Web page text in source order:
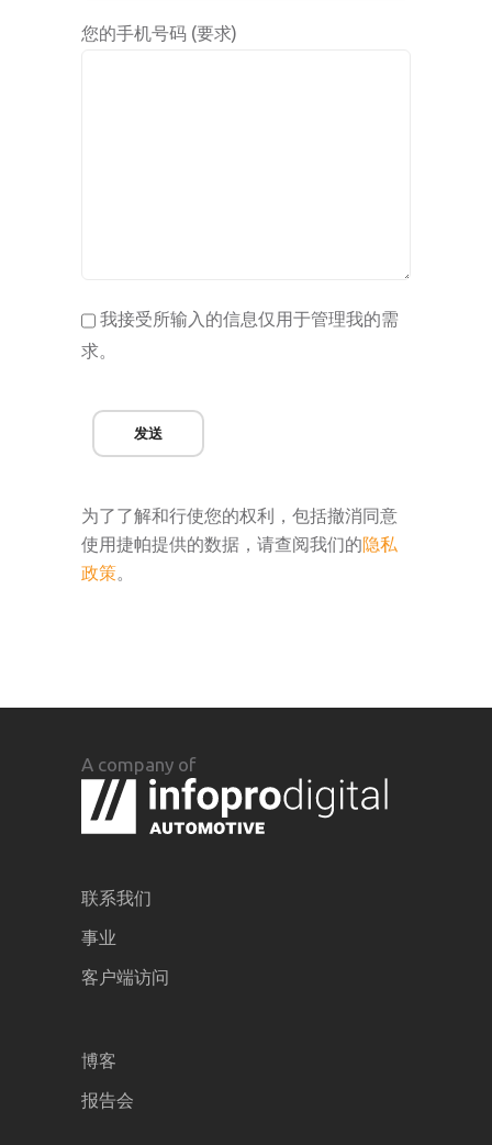
您的手机号码 (要求)
我接受所输入的信息仅用于管理我的需
求。
发送
为了了解和行使您的权利，包括撤消同意
使用捷帕提供的数据，请查阅我们的隐私
政策。
A company of
联系我们
事业
客户端访问
博客
报告会